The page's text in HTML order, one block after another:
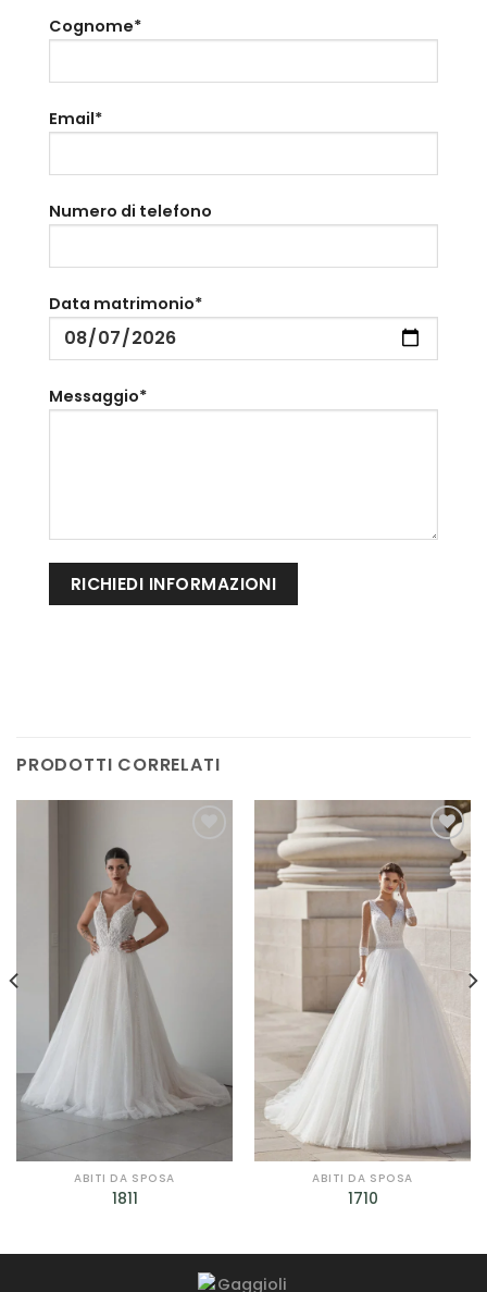
Cognome*
Email*
Numero di telefono
Data matrimonio*
Messaggio*
PRODOTTI CORRELATI
LISTA DEI
DESIDERI
ABITI DA SPOSA
1811
AGGIUNGI
ALLA TUA
LISTA DEI
DESIDERI
ABITI DA SPOSA
1710